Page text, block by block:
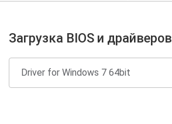
Загрузка BIOS и драйверов